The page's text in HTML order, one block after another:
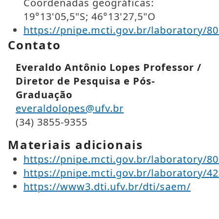
Coordenadas geográficas:
19°13'05,5"S; 46°13'27,5"O
https://pnipe.mcti.gov.br/laboratory/
Contato
Everaldo Antônio Lopes Professor /
Diretor de Pesquisa e Pós-
Graduação
everaldolopes@ufv.br
(34) 3855-9355
Materiais adicionais
https://pnipe.mcti.gov.br/laboratory/
https://pnipe.mcti.gov.br/laboratory/
https://www3.dti.ufv.br/dti/saem/